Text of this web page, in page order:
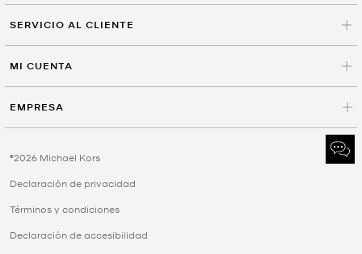
SERVICIO AL CLIENTE
MI CUENTA
EMPRESA
©2026 Michael Kors
Declaración de privacidad
Términos y condiciones
Declaración de accesibilidad